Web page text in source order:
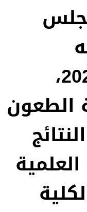
الاستثنائية 2026/03،
الطعون